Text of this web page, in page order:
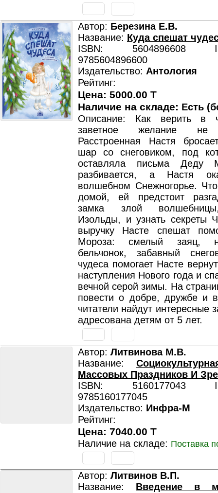
Автор: Березина Е.В.
Название: Куда спешат
ISBN: 5604896608
9785604896600
Издательство: Антология
Рейтинг:
Цена: 5000.00 T
Наличие на складе: Есть
Описание: Как верить в
заветное желание не
Расстроенная Настя
шар со снеговиком, под
оставляла письма Деду
разбивается, а Настя
волшебном Снежногорье.
домой, ей предстоит
замка злой
Изольды, и узнать секреты
выручку Насте спешат
Мороза: смелый заяц,
бельчонок, забавный
чудеса помогает Насте
наступления Нового года и
вечной серой зимы. На
повести о добре, дружбе и
читатели найдут интересные
адресована детям от 5 лет.
Автор: Литвинова М.В.
Название:
Массовых Праздников И
ISBN: 5160177043
9785160177045
Издательство: Инфра-М
Рейтинг:
Цена: 7040.00 T
Наличие на складе: Поставка
Автор: Литвинов В.П.
Название: Введение в